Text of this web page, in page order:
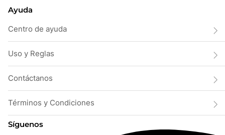
Ayuda
Centro de ayuda
Uso y Reglas
Contáctanos
Términos y Condiciones
Síguenos